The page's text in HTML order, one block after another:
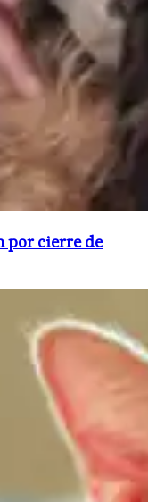
por cierre de